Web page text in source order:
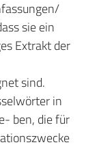
sie ein
Extrakt der
sind.
in
ben, die für